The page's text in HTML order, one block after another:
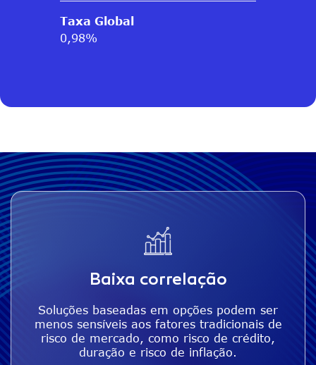
Taxa Global
0,98%
Baixa correlação
Soluções baseadas em opções podem ser
menos sensíveis aos fatores tradicionais de
risco de mercado, como risco de crédito,
duração e risco de inflação.